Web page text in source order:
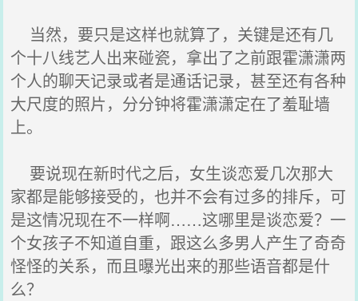
当然，要只是这样也就算了，关键是还有几
个十八线艺人出来碰瓷，拿出了之前跟霍潇潇两
个人的聊天记录或者是通话记录，甚至还有各种
大尺度的照片，分分钟将霍潇潇定在了羞耻墙
上。
要说现在新时代之后，女生谈恋爱几次那大
家都是能够接受的，也并不会有过多的排斥，可
是这情况现在不一样啊……这哪里是谈恋爱？一
个女孩子不知道自重，跟这么多男人产生了奇奇
怪怪的关系，而且曝光出来的那些语音都是什
么？